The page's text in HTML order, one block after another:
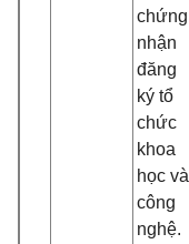
chứng
nhận
đăng
ký tổ
chức
khoa
học và
công
nghệ.